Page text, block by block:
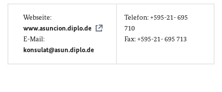
Webseite:
www.asuncion.diplo.de
E-Mail:
konsulat@asun.diplo.de
Telefon: +595-21- 695
710
Fax: +595-21- 695 713